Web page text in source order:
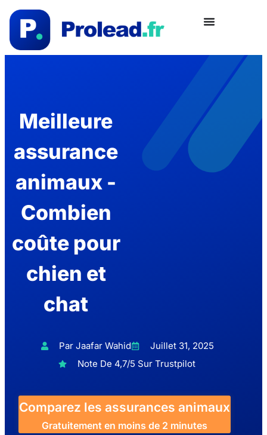
Meilleure
assurance
animaux -
Combien
coûte pour
chien et
chat
Par Jaafar Wahid
Juillet 31, 2025
Note De 4,7/5 Sur Trustpilot
Comparez les assurances animaux
Gratuitement en moins de 2 minutes